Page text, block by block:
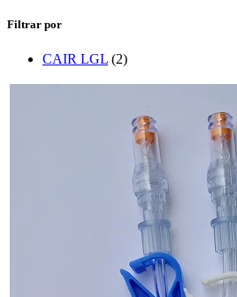
Filtrar por
CAIR LGL (2)